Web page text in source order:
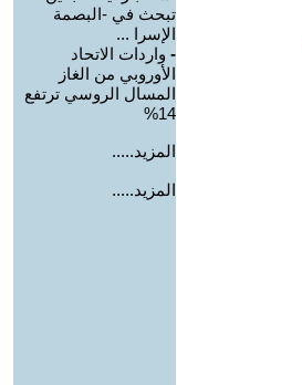
تبحث في -البصمة
الإسرا ...
- واردات الاتحاد
الأوروبي من الغاز
المسال الروسي ترتفع
14%
المزيد.....
المزيد.....